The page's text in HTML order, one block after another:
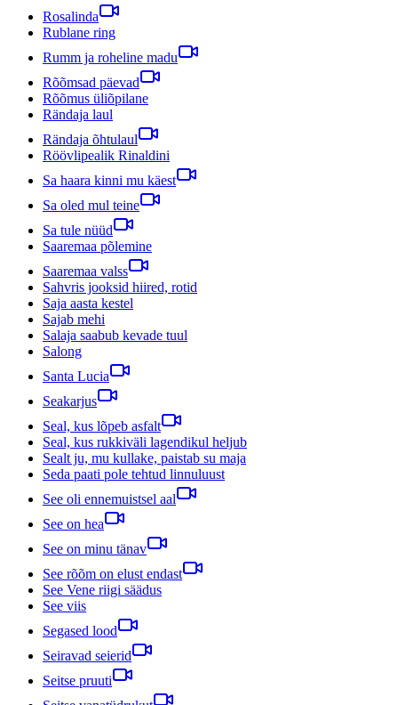
Rosalinda
Rublane ring
Rumm ja roheline madu
Rõõmsad päevad
Rõõmus üliõpilane
Rändaja laul
Rändaja õhtulaul
Röövlipealik Rinaldini
Sa haara kinni mu käest
Sa oled mul teine
Sa tule nüüd
Saaremaa põlemine
Saaremaa valss
Sahvris jooksid hiired, rotid
Saja aasta kestel
Sajab mehi
Salaja saabub kevade tuul
Salong
Santa Lucia
Seakarjus
Seal, kus lõpeb asfalt
Seal, kus rukkiväli lagendikul heljub
Sealt ju, mu kullake, paistab su maja
Seda paati pole tehtud linnuluust
See oli ennemuistsel aal
See on hea
See on minu tänav
See rõõm on elust endast
See Vene riigi säädus
See viis
Segased lood
Seiravad seierid
Seitse pruuti